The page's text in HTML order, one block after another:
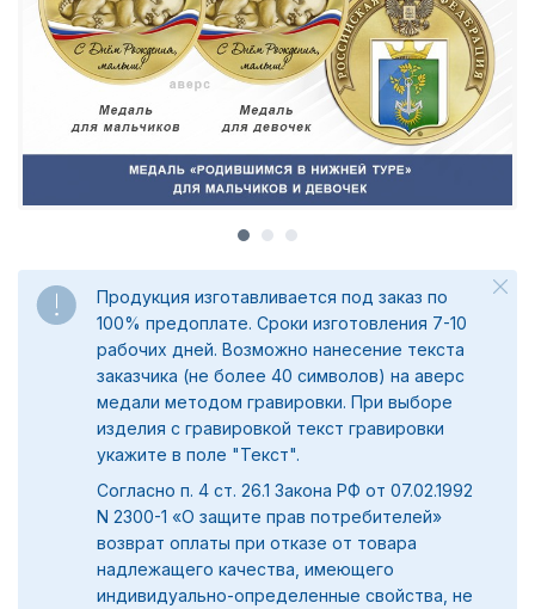
Продукция изготавливается под заказ по
100% предоплате. Сроки изготовления 7-10
рабочих дней. Возможно нанесение текста
заказчика (не более 40 символов) на аверс
медали методом гравировки. При выборе
изделия с гравировкой текст гравировки
укажите в поле "Текст".
Согласно п. 4 ст. 26.1 Закона РФ от 07.02.1992
N 2300-1 «О защите прав потребителей»
возврат оплаты при отказе от товара
надлежащего качества, имеющего
индивидуально-определенные свойства, не